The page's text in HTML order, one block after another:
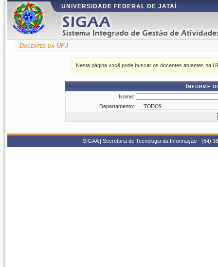
UNIVERSIDADE FEDERAL DE JATAÍ
Docentes da UFJ
Nesta página você pode buscar os docentes atuantes na
Informe
Nome:
Departamento:
SIGAA | Secretaria de Tecnologia da Informação - (64)